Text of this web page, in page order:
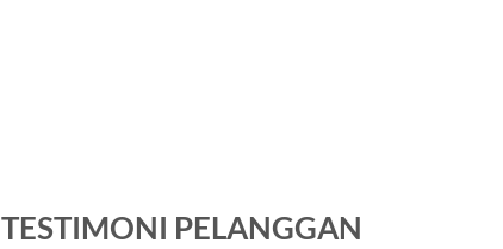
TESTIMONI PELANGGAN